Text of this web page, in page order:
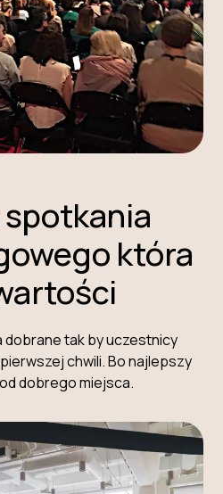
która
dobrane tak by uczestnicy
chwili. Bo najlepszy
dobrego miejsca.